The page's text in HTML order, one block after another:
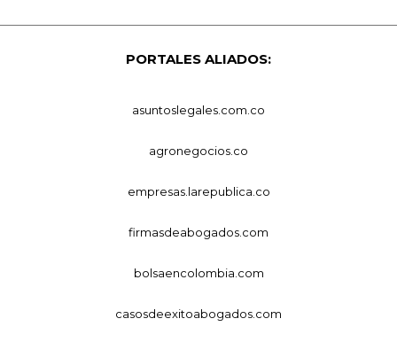
PORTALES ALIADOS:
asuntoslegales.com.co
agronegocios.co
empresas.larepublica.co
firmasdeabogados.com
bolsaencolombia.com
casosdeexitoabogados.com